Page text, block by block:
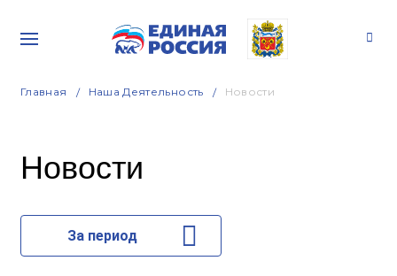
Главная Наша Деятельность Новости
Новости
За период